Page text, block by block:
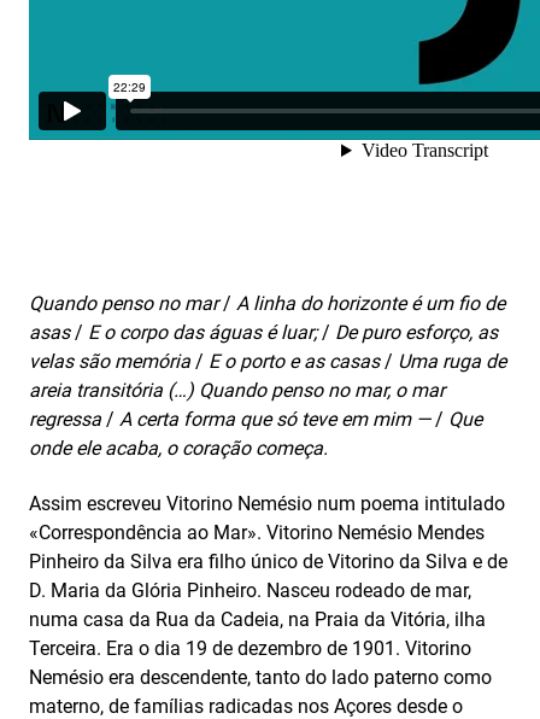
Quando penso no mar/ A linha do horizonte é um fio de
asas/ E o corpo das águas é luar;/ De puro esforço, as
velas são memória / E o porto e as casas/ Uma ruga de
areia transitória (…) Quando penso no mar, o mar
regressa / A certa forma que só teve em mim —/ Que
onde ele acaba, o coração começa.
Assim escreveu Vitorino Nemésio num poema intitulado
«Correspondência ao Mar». Vitorino Nemésio Mendes
Pinheiro da Silva era filho único de Vitorino da Silva e de
D. Maria da Glória Pinheiro. Nasceu rodeado de mar,
numa casa da Rua da Cadeia, na Praia da Vitória, ilha
Terceira. Era o dia 19 de dezembro de 1901. Vitorino
Nemésio era descendente, tanto do lado paterno como
materno, de famílias radicadas nos Açores desde o